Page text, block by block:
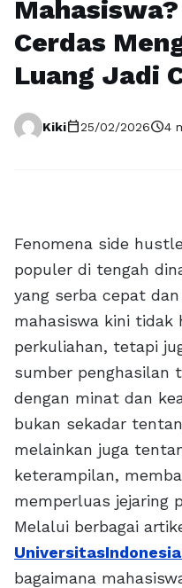
Cerdas
Luang Jadi
Kikicalendar_today25/02/2026schedule4
Fenomena side
populer di tengah
yang serba cepat
mahasiswa kini tidak
perkuliahan, tetapi
sumber penghasilan
dengan minat dan
bukan sekadar
melainkan juga
keterampilan,
memperluas jejaring
Melalui berbagai
bagaimana